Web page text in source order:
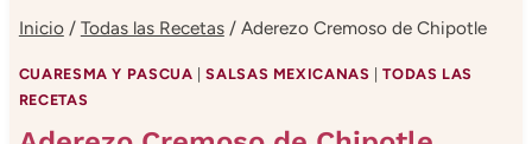
Inicio / Todas las Recetas / Aderezo Cremoso de Chipotle
CUARESMA Y PASCUA |SALSAS MEXICANAS |TODAS LAS
RECETAS